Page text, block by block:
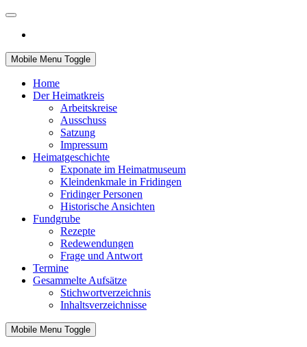
Mobile Menu Toggle
Home
Der Heimatkreis
Arbeitskreise
Ausschuss
Satzung
Impressum
Heimatgeschichte
Exponate im Heimatmuseum
Kleindenkmale in Fridingen
Fridinger Personen
Historische Ansichten
Fundgrube
Rezepte
Redewendungen
Frage und Antwort
Termine
Gesammelte Aufsätze
Stichwortverzeichnis
Inhaltsverzeichnisse
Mobile Menu Toggle